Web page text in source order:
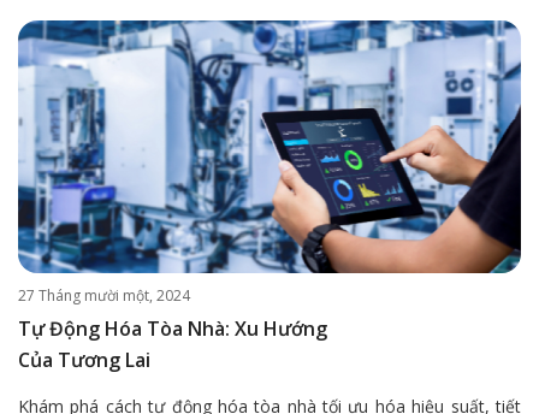
27 Tháng mười một, 2024
Tự Động Hóa Tòa Nhà: Xu Hướng
Của Tương Lai
Khám phá cách tự động hóa tòa nhà tối ưu hóa hiệu suất, tiết